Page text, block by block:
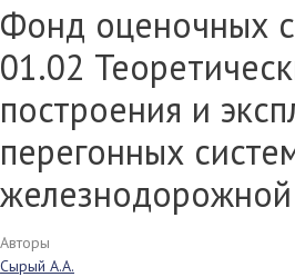
Фонд оценочных
01.02
построения и
перегонных
железнодорожной
Авторы
Сырый А.А.